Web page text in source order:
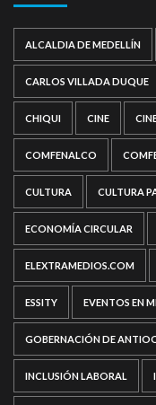
ALCALDIA DE MEDELLÍN
CARLOS VILLADA DUQUE
CHIQUI CINE
COMFENALCO
CULTURA CULTURA
ECONOMÍA CIRCULAR
ELEXTRAMEDIOS.COM
ESSITY EVENTOS EN
GOBERNACIÓN DE
INCLUSIÓN LABORAL